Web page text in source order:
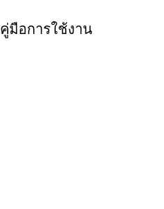
คู่มือการใช้งาน